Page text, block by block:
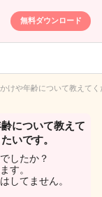
無料ダウンロード
けや年齢について教えて
について教えて
いです。
したか？
す。
してません。